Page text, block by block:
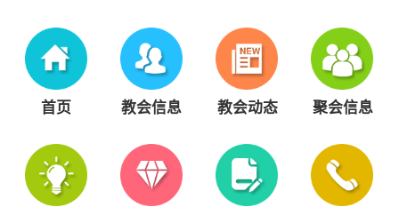
首页 教会信息 教会动态 聚会信息